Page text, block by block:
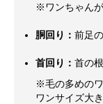
※ワンちゃん
胴回り： 前足
首回り： 首の
※毛の多めの
ワンサイズ大